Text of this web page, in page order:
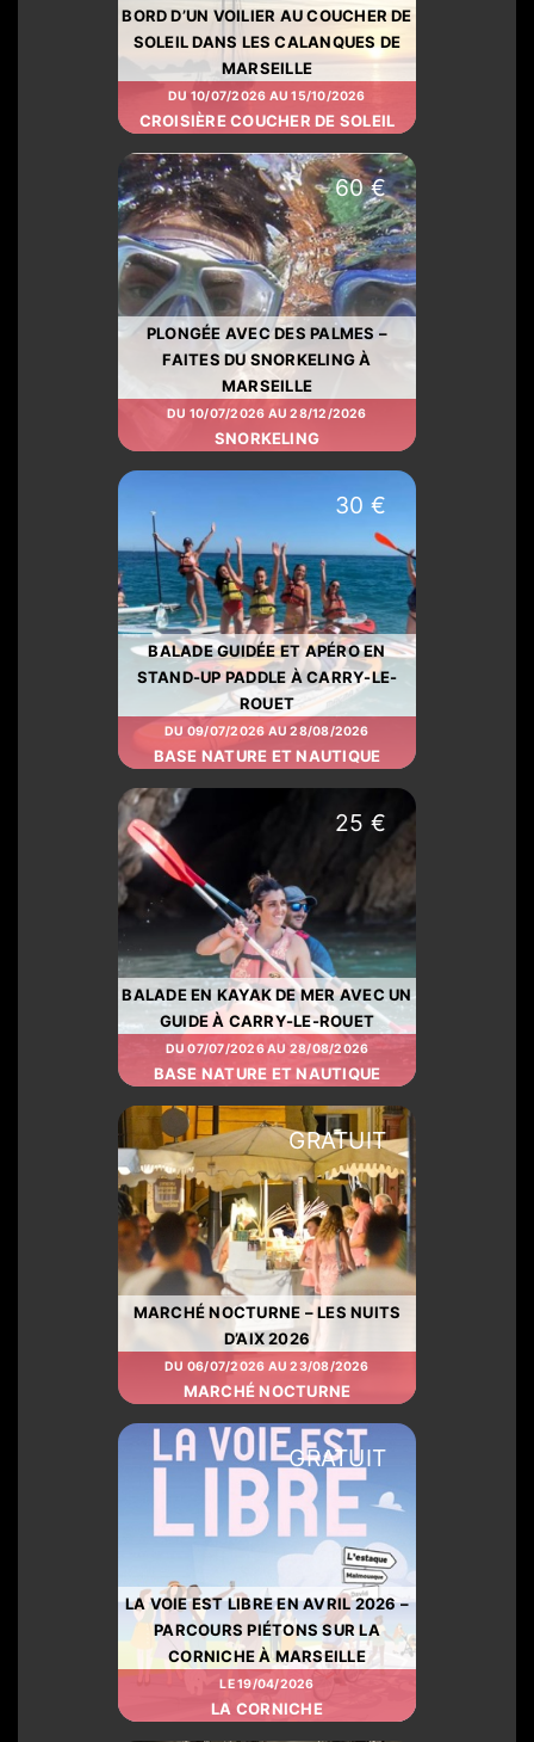
BORD D’UN VOILIER AU COUCHER DE
SOLEIL DANS LES CALANQUES DE
MARSEILLE
DU 10/07/2026 AU 15/10/2026
CROISIÈRE COUCHER DE SOLEIL
60 €
PLONGÉE AVEC DES PALMES –
FAITES DU SNORKELING À
MARSEILLE
DU 10/07/2026 AU 28/12/2026
SNORKELING
30 €
BALADE GUIDÉE ET APÉRO EN
STAND-UP PADDLE À CARRY-LE-
ROUET
DU 09/07/2026 AU 28/08/2026
BASE NATURE ET NAUTIQUE
25 €
BALADE EN KAYAK DE MER AVEC UN
GUIDE À CARRY-LE-ROUET
DU 07/07/2026 AU 28/08/2026
BASE NATURE ET NAUTIQUE
GRATUIT
MARCHÉ NOCTURNE – LES NUITS
D’AIX 2026
DU 06/07/2026 AU 23/08/2026
MARCHÉ NOCTURNE
GRATUIT
LA VOIE EST LIBRE EN AVRIL 2026 –
PARCOURS PIÉTONS SUR LA
CORNICHE À MARSEILLE
LE 19/04/2026
LA CORNICHE